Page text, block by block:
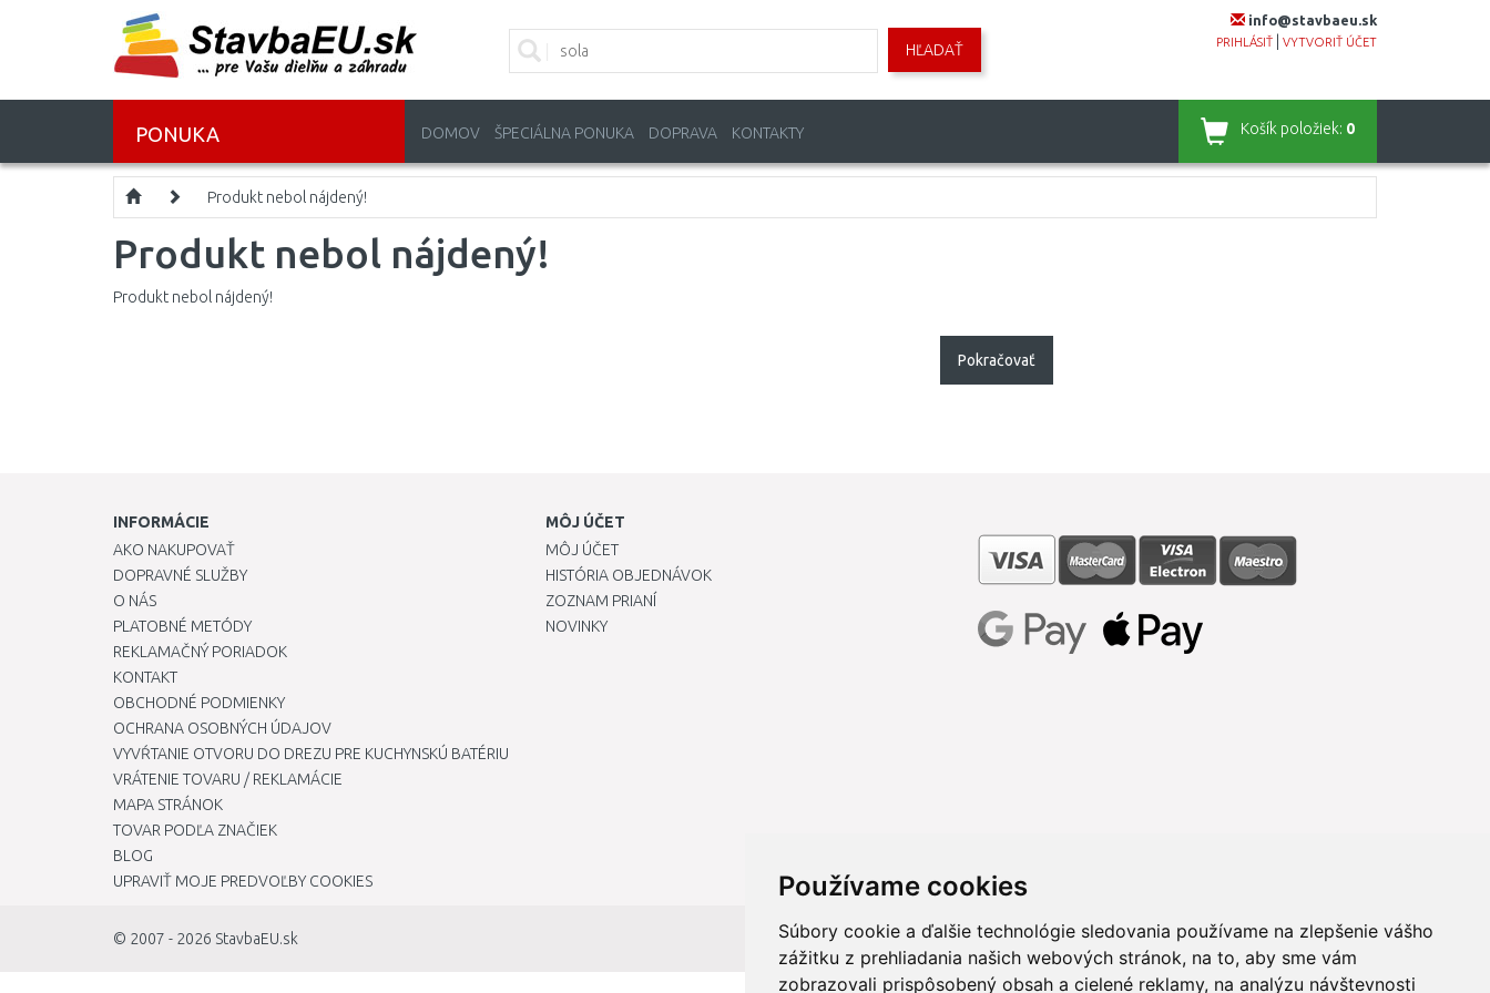
Používame cookies
Súbory cookie a ďalšie technológie sledovania používame na zlepšenie vášho
zážitku z prehliadania našich webových stránok, na to, aby sme vám
zobrazovali prispôsobený obsah a cielené reklamy, na analýzu návštevnosti
info@stavbaeu.sk
PRIHLÁSIŤ VYTVORIŤ ÚČET
HĽADAŤ
PONUKA DOMOV ŠPECIÁLNA PONUKA DOPRAVA KONTAKTY Košík položiek: 0
Produkt nebol nájdený!
Produkt nebol nájdený!
Produkt nebol nájdený!
Pokračovať
INFORMÁCIE
AKO NAKUPOVAŤ
DOPRAVNÉ SLUŽBY
O NÁS
PLATOBNÉ METÓDY
REKLAMAČNÝ PORIADOK
KONTAKT
OBCHODNÉ PODMIENKY
OCHRANA OSOBNÝCH ÚDAJOV
VYVŔTANIE OTVORU DO DREZU PRE KUCHYNSKÚ BATÉRIU
VRÁTENIE TOVARU / REKLAMÁCIE
MAPA STRÁNOK
TOVAR PODĽA ZNAČIEK
BLOG
UPRAVIŤ MOJE PREDVOĽBY COOKIES
MÔJ ÚČET
MÔJ ÚČET
HISTÓRIA OBJEDNÁVOK
ZOZNAM PRIANÍ
NOVINKY
© 2007 - 2026 StavbaEU.sk